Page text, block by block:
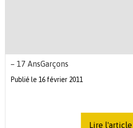
– 17 AnsGarçons
Publié le 16 février 2011
Lire l'article